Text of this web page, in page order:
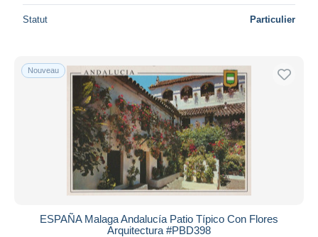
Statut Particulier
Nouveau
ESPAÑA Malaga Andalucía Patio Típico Con Flores
Arquitectura #PBD398